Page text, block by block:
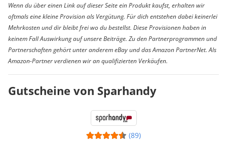
Wenn du über einen Link auf dieser Seite ein Produkt kaufst, erhalten wir
oftmals eine kleine Provision als Vergütung. Für dich entstehen dabei keinerlei
Mehrkosten und dir bleibt frei wo du bestellst. Diese Provisionen haben in
keinem Fall Auswirkung auf unsere Beiträge. Zu den Partnerprogrammen und
Partnerschaften gehört unter anderem eBay und das Amazon PartnerNet. Als
Amazon-Partner verdienen wir an qualifizierten Verkäufen.
Gutscheine von Sparhandy
(89)